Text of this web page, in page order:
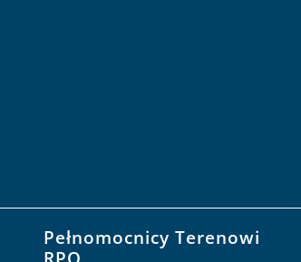
Pełnomocnicy Terenowi